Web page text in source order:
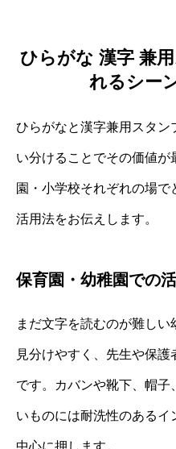
ひらがな 漢字 兼
れるシー
ひらがなと漢字兼用スタン
い分けることでその価値
園・小学校それぞれの場
活用法をお伝えします。
保育園・幼稚園での
まだ文字を読むのが難し
見分けやすく、先生や保護
です。カバンや靴下、帽
いものには耐洗性のある
中心に押します。